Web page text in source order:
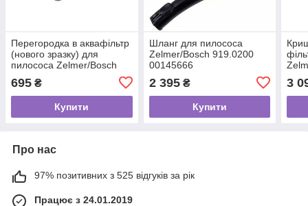
Перегородка в аквафільтр
(нового зразку) для
пилососа Zelmer/Bosch
695 ₴
Купити
Шланг для пилососа
Zelmer/Bosch 919.0200
00145666
2 395₴
Купити
3
Про нас
97% позитивних з 525 відгуків за рік
Працює з 24.01.2019